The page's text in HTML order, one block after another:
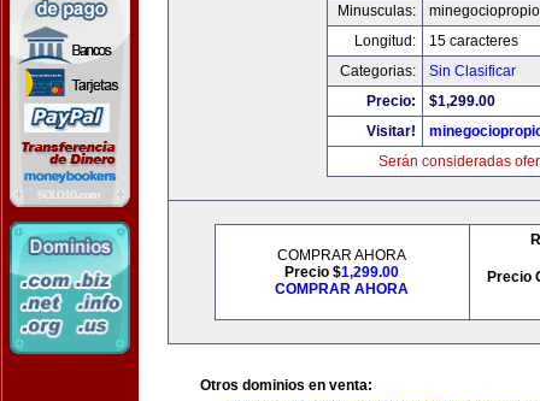
Minusculas:
Longitud:
15 caracteres
Categorias:
Sin Clasificar
Precio:
$1,299.00
Visitar!
Serán consideradas
COMPRAR AHORA
Precio $1,299.00
COMPRAR AHORA
Precio
Otros dominios en venta: